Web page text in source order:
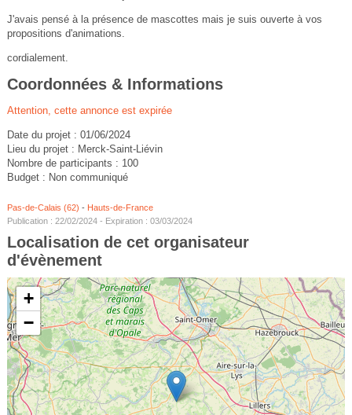
J'avais pensé à la présence de mascottes mais je suis ouverte à vos
propositions d'animations.
cordialement.
Coordonnées & Informations
Attention, cette annonce est expirée
Date du projet : 01/06/2024
Lieu du projet : Merck-Saint-Liévin
Nombre de participants : 100
Budget : Non communiqué
Pas-de-Calais (62) - Hauts-de-France
Publication : 22/02/2024 - Expiration : 03/03/2024
Localisation de cet organisateur
d'évènement
+
−